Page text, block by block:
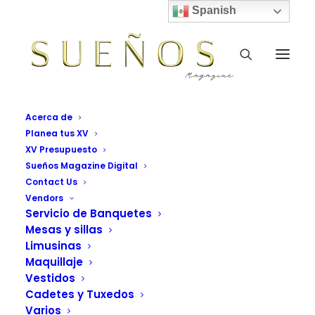
Acerca de
Planea tus XV
XV Presupuesto
Sueños Magazine Digital
Contact Us
Vendors
Servicio de Banquetes
Mesas y sillas
Limusinas
Maquillaje
Vestidos
Cadetes y Tuxedos
Varios
Spanish